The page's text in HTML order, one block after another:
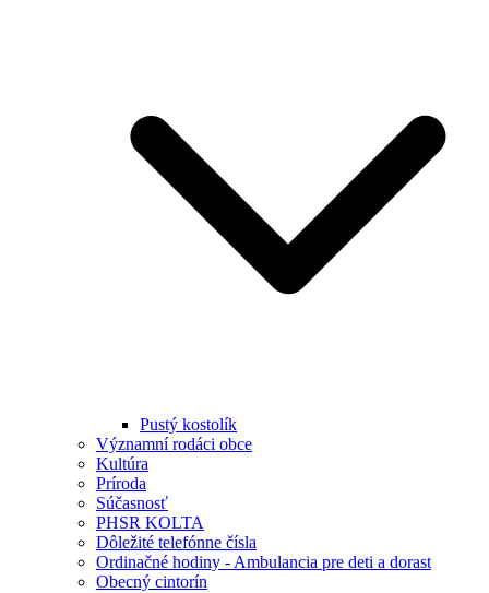
Pustý kostolík
Významní rodáci obce
Kultúra
Príroda
Súčasnosť
PHSR KOLTA
Dôležité telefónne čísla
Ordinačné hodiny - Ambulancia pre deti a dorast
Obecný cintorín